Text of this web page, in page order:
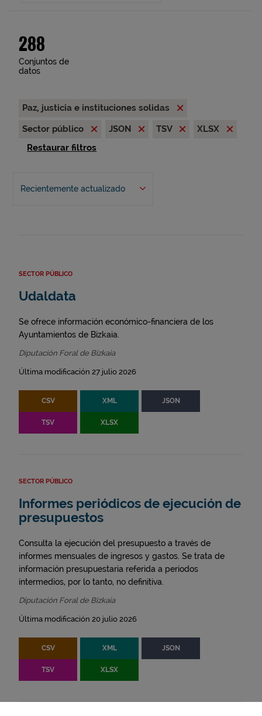
288
Conjuntos de
datos
Paz, justicia e instituciones solidas
Sector público
JSON TSV
XLSX
Restaurar filtros
Recientemente actualizado
SECTOR PÚBLICO
Udaldata
Se ofrece información económico-financiera de los
Ayuntamientos de Bizkaia.
Diputación Foral de Bizkaia
Última modificación 27 julio 2026
CSV XML JSON
TSV XLSX
SECTOR PÚBLICO
Informes periódicos de ejecución de
presupuestos
Consulta la ejecución del presupuesto a través de
informes mensuales de ingresos y gastos. Se trata de
información presupuestaria referida a periodos
intermedios, por lo tanto, no definitiva.
Diputación Foral de Bizkaia
Última modificación 20 julio 2026
CSV XML JSON
TSV XLSX